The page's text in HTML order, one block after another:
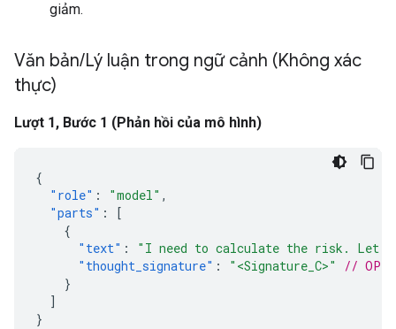
giảm.
Văn bản/Lý luận trong ngữ cảnh (Không xác
thực)
Lượt 1, Bước 1 (Phản hồi của mô hình)
{
"role" : "model" ,
"parts" :
[
{
"text" :
"I need to calculate the risk. Let
"thought_signature" : "<Signature_C>"
//
}
]
}